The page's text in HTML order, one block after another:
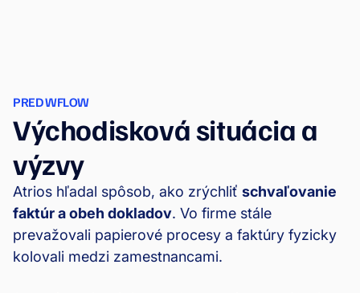
PRED WFLOW
Východisková situácia a
výzvy
Atrios hľadal spôsob, ako zrýchliť schvaľovanie
faktúr a obeh dokladov. Vo firme stále
prevažovali papierové procesy a faktúry fyzicky
kolovali medzi zamestnancami.